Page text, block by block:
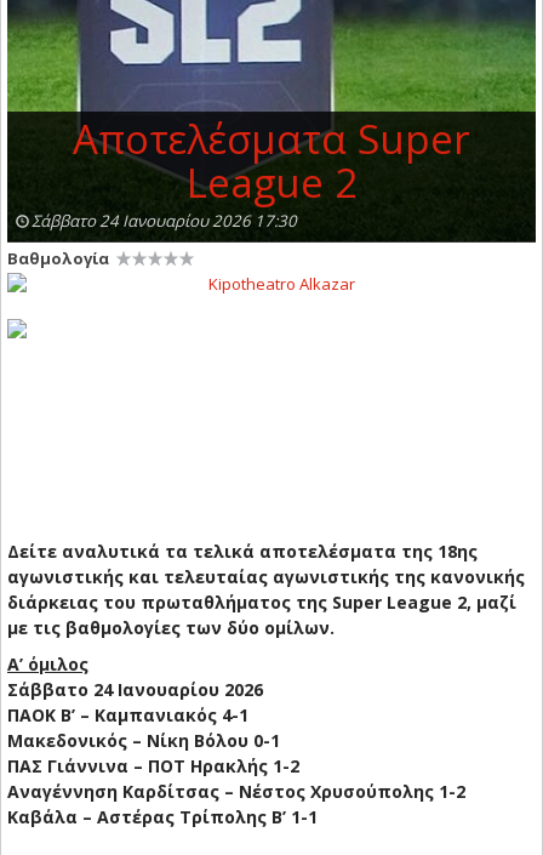
Αποτελέσματα Super
League 2
Σάββατο 24 Ιανουαρίου 2026 17:30
Βαθμολογία
Δείτε αναλυτικά τα τελικά αποτελέσματα της 18ης
αγωνιστικής και τελευταίας αγωνιστικής της κανονικής
διάρκειας του πρωταθλήματος της Super League 2, μαζί
με τις βαθμολογίες των δύο ομίλων.
Α’ όμιλος
Σάββατο 24 Ιανουαρίου 2026
ΠΑΟΚ Β’ – Καμπανιακός 4-1
Μακεδονικός – Νίκη Βόλου 0-1
ΠΑΣ Γιάννινα – ΠΟΤ Ηρακλής 1-2
Αναγέννηση Καρδίτσας – Νέστος Χρυσούπολης 1-2
Καβάλα – Αστέρας Τρίπολης Β’ 1-1